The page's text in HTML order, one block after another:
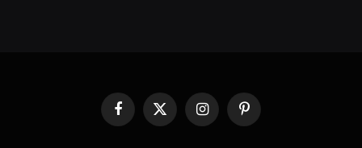
FacebookX
(Twitter)
InstagramPinterest